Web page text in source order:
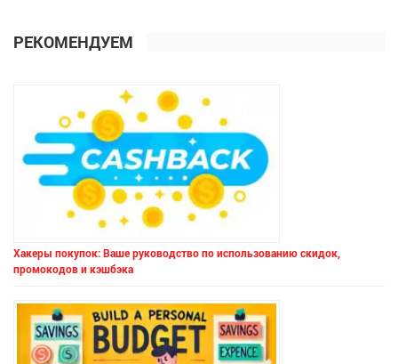
РЕКОМЕНДУЕМ
Хакеры покупок: Ваше руководство по использованию скидок,
промокодов и кэшбэка